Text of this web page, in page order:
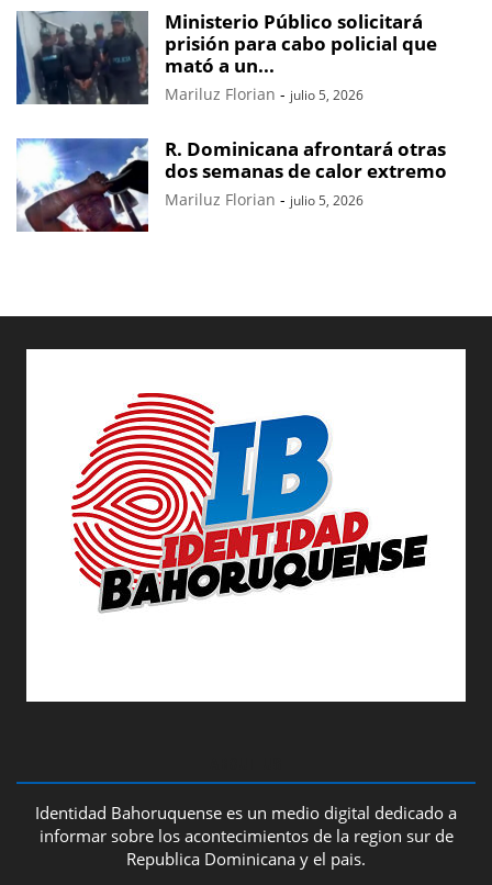
Ministerio Público solicitará
prisión para cabo policial que
mató a un...
Mariluz Florian - julio 5, 2026
R. Dominicana afrontará otras
dos semanas de calor extremo
Mariluz Florian - julio 5, 2026
Identidad Bahoruquense es un medio digital dedicado a
informar sobre los acontecimientos de la region sur de
Republica Dominicana y el pais.